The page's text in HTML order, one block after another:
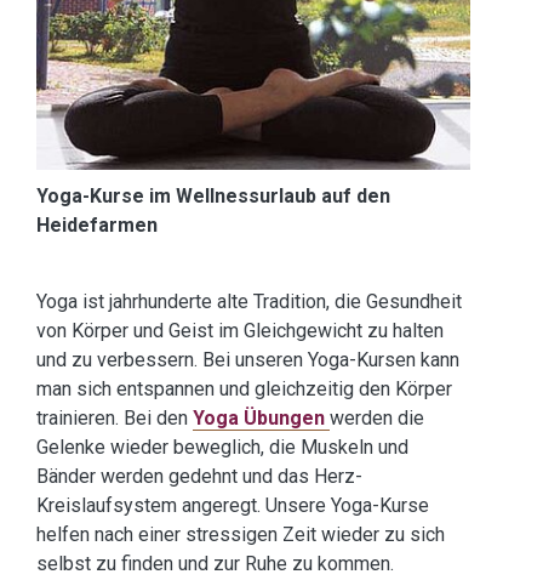
Yoga-Kurse im Wellnessurlaub auf den
Heidefarmen
Yoga ist jahrhunderte alte Tradition, die Gesundheit
von Körper und Geist im Gleichgewicht zu halten
und zu verbessern. Bei unseren Yoga-Kursen kann
man sich entspannen und gleichzeitig den Körper
trainieren. Bei den Yoga Übungen werden die
Gelenke wieder beweglich, die Muskeln und
Bänder werden gedehnt und das Herz-
Kreislaufsystem angeregt. Unsere Yoga-Kurse
helfen nach einer stressigen Zeit wieder zu sich
selbst zu finden und zur Ruhe zu kommen.